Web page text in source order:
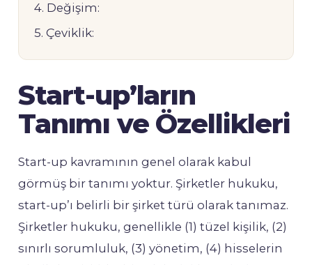
4. Değişim:
5. Çeviklik:
Start-up’ların
Tanımı ve Özellikleri
Start-up kavramının genel olarak kabul
görmüş bir tanımı yoktur. Şirketler hukuku,
start-up’ı belirli bir şirket türü olarak tanımaz.
Şirketler hukuku, genellikle (1) tüzel kişilik, (2)
sınırlı sorumluluk, (3) yönetim, (4) hisselerin